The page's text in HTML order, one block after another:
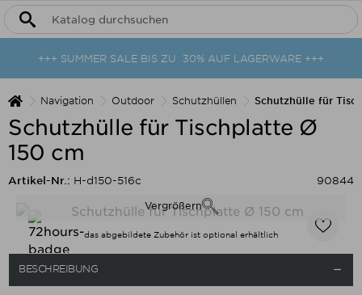
+++ SUMMER SALE BIS ZU 30% AUF LAGERWARE +++
Navigation Outdoor Schutzhüllen Schutzhülle für
Schutzhülle für Tischplatte Ø
150 cm
Artikel-Nr.: H-d150-516c 90844
Vergrößern
das abgebildete Zubehör ist optional erhältlich
BESCHREIBUNG 